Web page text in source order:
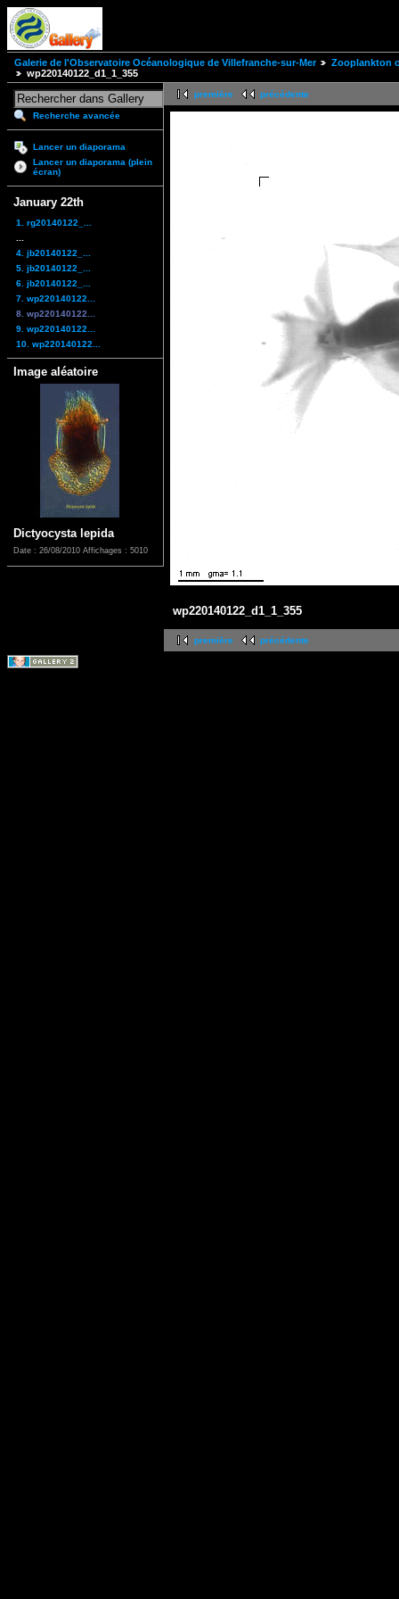
Galerie de l'Observatoire Océanologique de Villefranche-sur-Mer
Zooplankton
wp220140122_d1_1_355
Recherche avancée
Lancer un diaporama
Lancer un diaporama (plein
écran)
January 22th
1. rg20140122_...
4. jb20140122_...
5. jb20140122_...
6. jb20140122_...
7. wp220140122...
8. wp220140122...
9. wp220140122...
10. wp220140122...
Image aléatoire
Dictyocysta lepida
Date : 26/08/2010 Affichages : 5010
première précédente
wp220140122_d1_1_355
première précédente